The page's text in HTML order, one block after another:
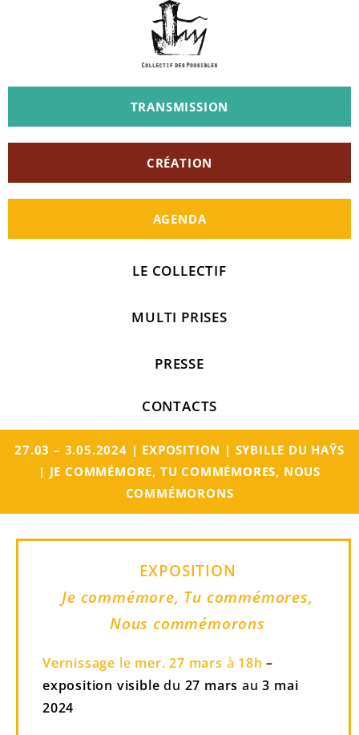
TRANSMISSION
CRÉATION
AGENDA
LE COLLECTIF
MULTI PRISES
PRESSE
CONTACTS
27.03 – 3.05.2024 | EXPOSITION | SYBILLE DU HAŸS
| JE COMMÉMORE, TU COMMÉMORES, NOUS
COMMÉMORONS
EXPOSITION
Je commémore, Tu commémores,
Nous commémorons
Vernissage le mer. 27 mars à 18h–
exposition visibledu 27 marsau3 mai
2024